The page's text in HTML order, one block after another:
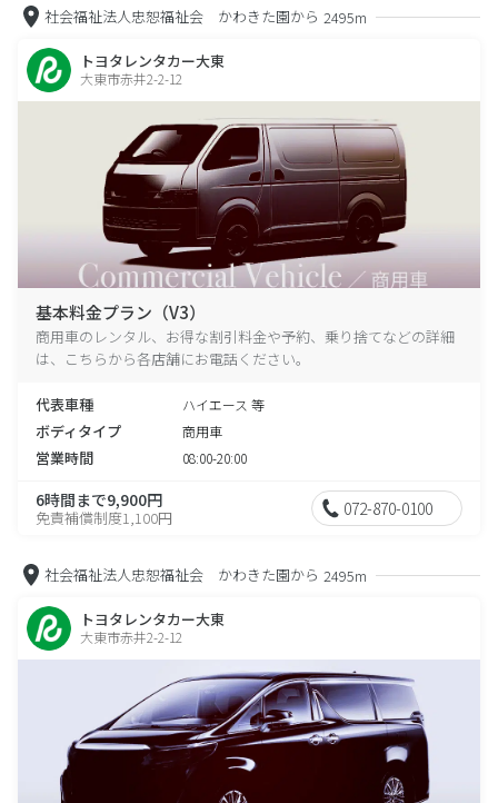
社会福祉法人忠恕福祉会 かわきた園から 2495m
トヨタレンタカー大東
大東市赤井2-2-12
基本料金プラン（V3）
商用車のレンタル、お得な割引料金や予約、乗り捨てなどの詳細
は、こちらから各店舗にお電話ください。
代表車種 ハイエース 等
ボディタイプ 商用車
営業時間 08:00-20:00
6時間まで9,900円
免責補償制度1,100円 072-870-0100
社会福祉法人忠恕福祉会 かわきた園から 2495m
トヨタレンタカー大東
大東市赤井2-2-12